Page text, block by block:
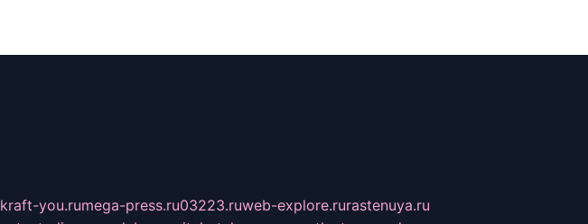
kraft-you.rumega-press.ru03223.ruweb-explore.rurastenuya.ru